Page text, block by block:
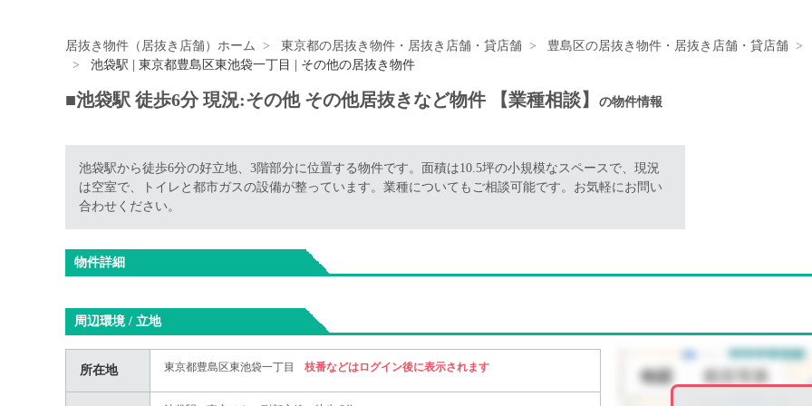
居抜き物件（居抜き店舗）ホーム 東京都の居抜き物件・居抜き店舗・貸店舗
豊島区の居抜き物件・居抜き店舗・貸店舗
池袋駅 | 東京都豊島区東池袋一丁目 | その他の居抜き物件
■池袋駅 徒歩6分 現況:その他 その他居抜きなど物件 【業種相談】 の物件情報
池袋駅から徒歩6分の好立地、3階部分に位置する物件です。面積は10.5坪の小規模なスペースで、現況
は空室で、トイレと都市ガスの設備が整っています。業種についてもご相談可能です。お気軽にお問い
合わせください。
物件詳細
周辺環境 / 立地
所在地 東京都豊島区東池袋一丁目 枝番などはログイン後に表示されます